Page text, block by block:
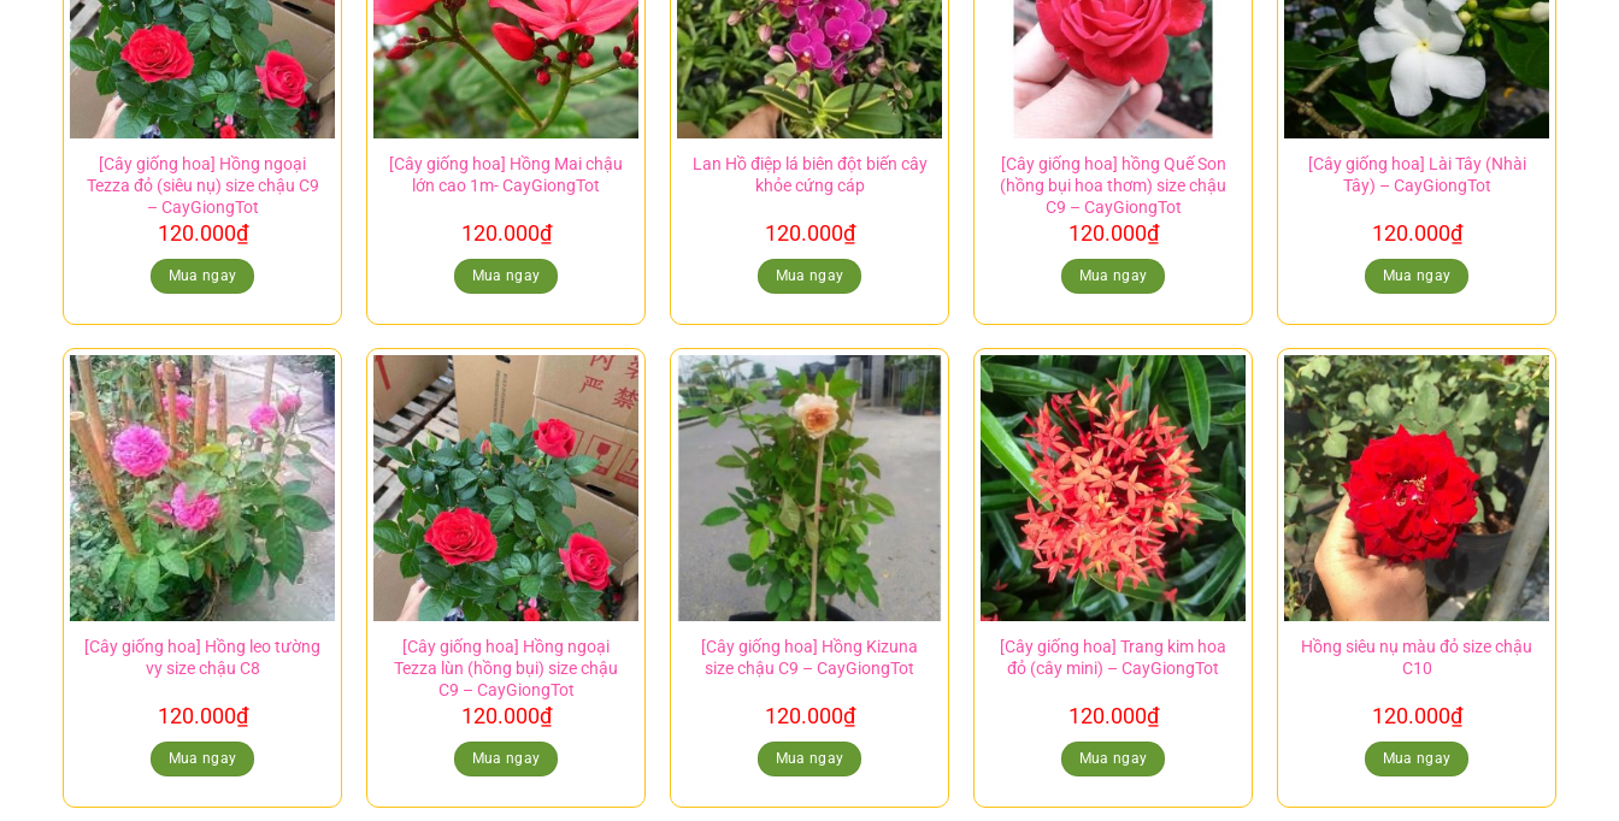
[Cây giống hoa] Hồng ngoại
Tezza đỏ (siêu nụ) size chậu C9
– CayGiongTot
120.000₫
Mua ngay
[Cây giống hoa] Hồng Mai chậu
lớn cao 1m- CayGiongTot
120.000₫
Mua ngay
Lan Hồ điệp lá biên đột biến cây
khỏe cứng cáp
120.000₫
Mua ngay
[Cây giống hoa] hồng Quế Son
(hồng bụi hoa thơm) size chậu
C9 – CayGiongTot
120.000₫
Mua ngay
[Cây giống hoa] Lài Tây (Nhài
Tây) – CayGiongTot
120.000₫
Mua ngay
[Cây giống hoa] Hồng leo tường
vy size chậu C8
120.000₫
Mua ngay
[Cây giống hoa] Hồng ngoại
Tezza lùn (hồng bụi) size chậu
C9 – CayGiongTot
120.000₫
Mua ngay
[Cây giống hoa] Hồng Kizuna
size chậu C9 – CayGiongTot
120.000₫
Mua ngay
[Cây giống hoa] Trang kim hoa
đỏ (cây mini) – CayGiongTot
120.000₫
Mua ngay
Hồng siêu nụ màu đỏ size chậu
C10
120.000₫
Mua ngay